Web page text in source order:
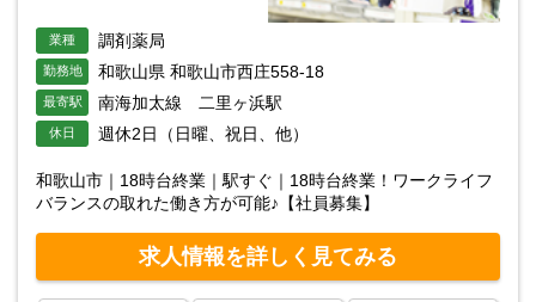
業種 調剤薬局
勤務地 和歌山県 和歌山市西庄558-18
最寄駅 南海加太線 二里ヶ浜駅
休日 週休2日（日曜、祝日、他）
和歌山市｜18時台終業｜駅すぐ｜18時台終業！ワークライフ
バランスの取れた働き方が可能♪【社員募集】
求人情報を詳しく見てみる